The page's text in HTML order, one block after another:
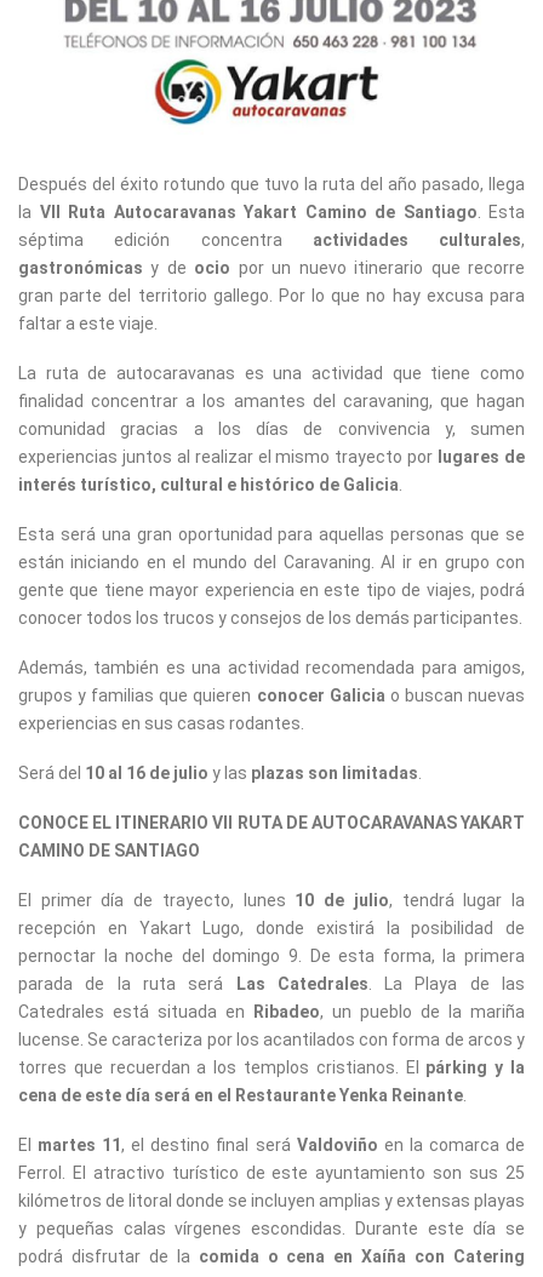
Después del éxito rotundo que tuvo la ruta del año pasado, llega
la VII Ruta Autocaravanas Yakart Camino de Santiago. Esta
séptima edición concentra actividades culturales,
gastronómicasy de ocio por un nuevo itinerario que recorre
gran parte del territorio gallego. Por lo que no hay excusa para
faltar a este viaje.
La ruta de autocaravanas es una actividad que tiene como
finalidad concentrar a los amantes del caravaning, que hagan
comunidad gracias a los días de convivencia y, sumen
experiencias juntos al realizar el mismo trayecto por lugares de
interés turístico, cultural e histórico de Galicia.
Esta será una gran oportunidad para aquellas personas que se
están iniciando en el mundo del Caravaning. Al ir en grupo con
gente que tiene mayor experiencia en este tipo de viajes, podrá
conocer todos los trucos y consejos de los demás participantes.
Además, también es una actividad recomendada para amigos,
grupos y familias que quieren conocer Galicia o buscan nuevas
experiencias en sus casas rodantes.
Será del 10 al 16 de julio y las plazas son limitadas.
CONOCE EL ITINERARIO VII RUTA DE AUTOCARAVANAS YAKART
CAMINO DE SANTIAGO
El primer día de trayecto, lunes 10 de julio, tendrá lugar la
recepción en Yakart Lugo, donde existirá la posibilidad de
pernoctar la noche del domingo 9. De esta forma, la primera
parada de la ruta será
Las Catedrales. La Playa de las
Catedrales está situada en
Ribadeo, un pueblo de la mariña
lucense. Se caracteriza por los acantilados con forma de arcos y
torres que recuerdan a los templos cristianos. El párking y la
cena de este día será en el Restaurante Yenka Reinante.
El martes 11, el destino final será Valdoviño en la comarca de
Ferrol. El atractivo turístico de este ayuntamiento son sus 25
kilómetros de litoral donde se incluyen amplias y extensas playas
y pequeñas calas vírgenes escondidas. Durante este día se
podrá disfrutar de la comida o cena en Xaíña con Catering